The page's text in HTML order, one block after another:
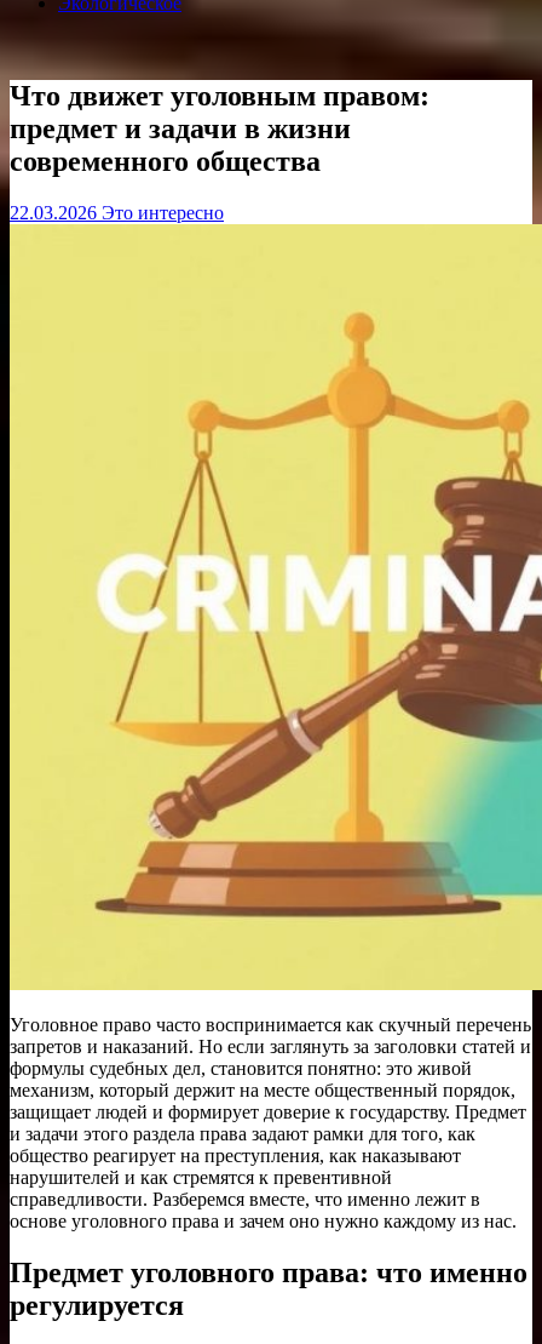
Что движет уголовным правом:
предмет и задачи в жизни
современного общества
22.03.2026 Это интересно
Уголовное право часто воспринимается как скучный перечень
запретов и наказаний. Но если заглянуть за заголовки статей и
формулы судебных дел, становится понятно: это живой
механизм, который держит на месте общественный порядок,
защищает людей и формирует доверие к государству. Предмет
и задачи этого раздела права задают рамки для того, как
общество реагирует на преступления, как наказывают
нарушителей и как стремятся к превентивной
справедливости. Разберемся вместе, что именно лежит в
основе уголовного права и зачем оно нужно каждому из нас.
Предмет уголовного права: что именно
регулируется